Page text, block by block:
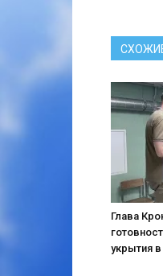
Глава
укрытия